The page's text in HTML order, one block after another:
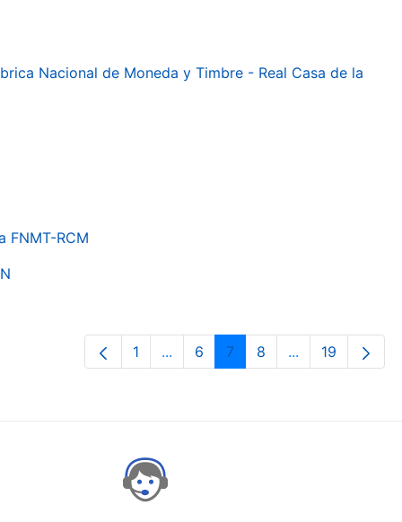
Nacional de Moneda y Timbre - Real Casa de la
FNMT-RCM
Página
1 ...Páginas intermedias Use TAB
Página
6 Página
7 Página
8 ...PáginasPágina
19